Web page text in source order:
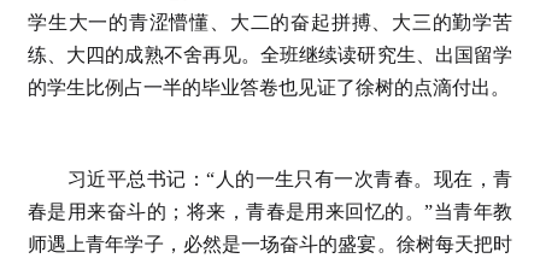
学生大一的青涩懵懂、大二的奋起拼搏、大三的勤学苦
练、大四的成熟不舍再见。全班继续读研究生、出国留学
的学生比例占一半的毕业答卷也见证了徐树的点滴付出。
习近平总书记：“人的一生只有一次青春。现在，青
春是用来奋斗的；将来，青春是用来回忆的。”当青年教
师遇上青年学子，必然是一场奋斗的盛宴。徐树每天把时